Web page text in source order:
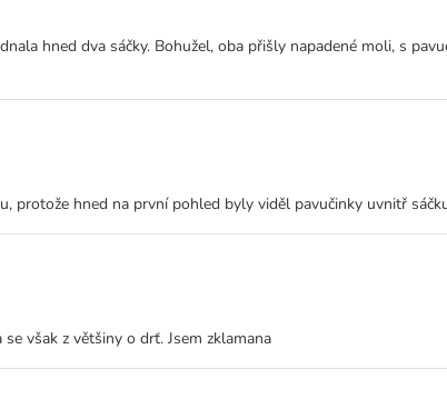
hned dva sáčky. Bohužel, oba přišly napadené moli, s
protože hned na první pohled byly viděl pavučinky uvnitř
však z většiny o drť. Jsem zklamana